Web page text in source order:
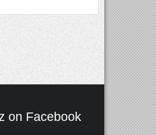
on Facebook